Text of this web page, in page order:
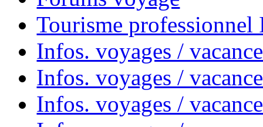
Tourisme
Infos. voyages /
Infos. voyages /
Infos. voyages /